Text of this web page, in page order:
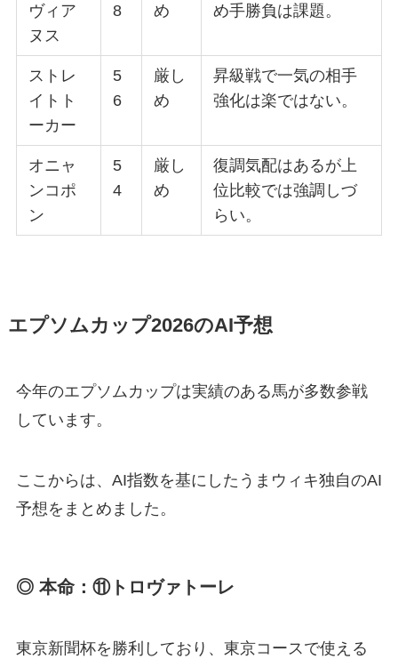
ヴィア
ヌス
8
め
め手勝負は課題。
ストレ
イトト
ーカー
5
6
厳し
め
昇級戦で一気の相手
強化は楽ではない。
オニャ
ンコポ
ン
5
4
厳し
め
復調気配はあるが上
位比較では強調しづ
らい。
エプソムカップ2026のAI予想
今年のエプソムカップは実績のある馬が多数参戦
しています。
ここからは、AI指数を基にしたうまウィキ独自のAI
予想をまとめました。
◎ 本命：⑪トロヴァトーレ
東京新聞杯を勝利しており、東京コースで使える